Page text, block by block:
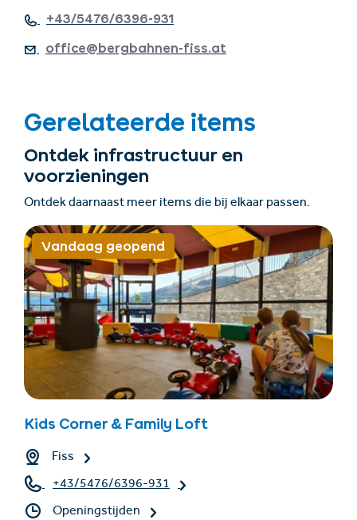
+43/5476/6396-931
office@bergbahnen-fiss.at
Gerelateerde items
Ontdek infrastructuur en
voorzieningen
Ontdek daarnaast meer items die bij elkaar passen.
Vandaag geopend
Kids Corner & Family Loft
Fiss
+43/5476/6396-931
Openingstijden